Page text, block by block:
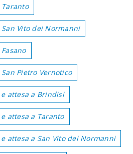
Vito dei Normanni
Pietro Vernotico
attesa a Brindisi
attesa a Taranto
attesa a San Vito dei Normanni